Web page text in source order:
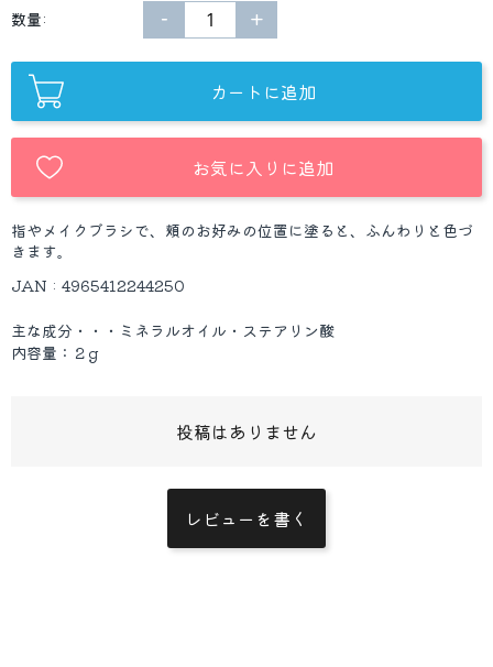
数量: +
−
カートに追加
お気に入りに追加
指やメイクブラシで、頬のお好みの位置に塗ると、ふんわりと色づ
きます。
JAN : 4965412244250
主な成分・・・ミネラルオイル・ステアリン酸
内容量：２g
投稿はありません
レビューを書く